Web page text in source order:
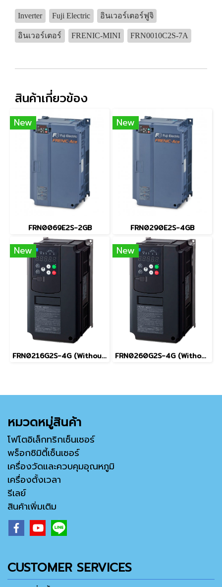
Inverter Fuji Electric อินเวอร์เตอร์ฟูจิ
อินเวอร์เตอร์ FRENIC-MINI FRN0010C2S-7A
สินค้าเกี่ยวข้อง
New
FRN0069E2S-2GB
New
FRN0290E2S-4GB
New
FRN0216G2S-4G (Without Keypad)
New
FRN0260G2S-4G (Without Keypad)
หมวดหมู่สินค้า
โฟโตอิเล็กทริกเซ็นเซอร์
พร็อกซิมิตี้เซ็นเซอร์
เครื่องวัดและควบคุมอุณหภูมิ
เครื่องตั้งเวลา
รีเลย์
สินค้าเพิ่มเติม
CUSTOMER SERVICES